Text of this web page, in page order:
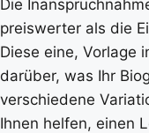
Die
preiswerter als die
Diese eine, Vorlage
darüber, was Ihr
verschiedene
Ihnen helfen, einen